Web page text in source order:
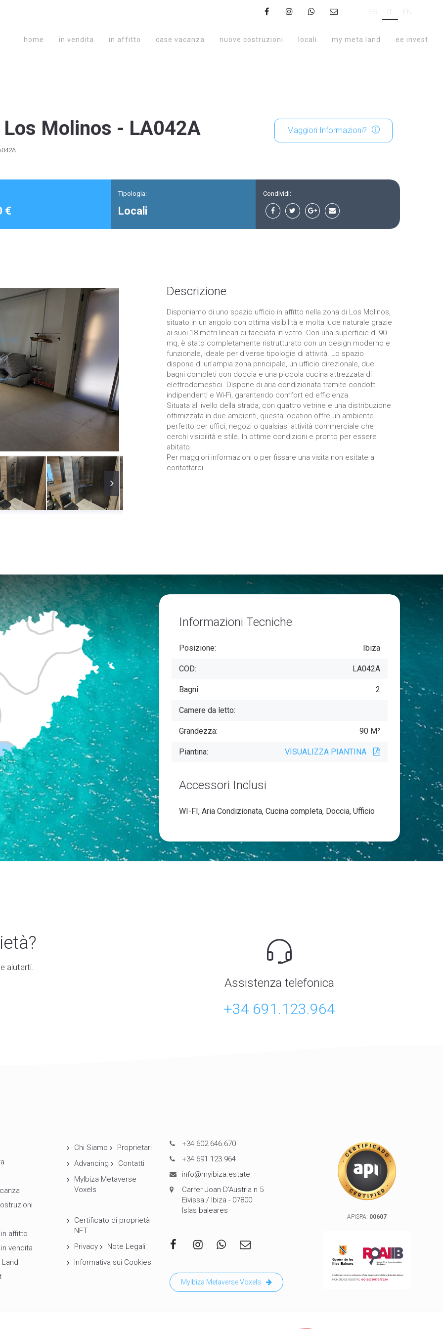
ES IT EN
home in vendita in affitto case vacanza nuove costruzioni locali my meta land ee invest
Los Molinos - LA042A Maggiori Informazioni?
€
Tipologia:
Locali
Condividi:
Descrizione
Disponiamo di uno spazio ufficio in affitto nella zona di Los Molinos,
situato in un angolo con ottima visibilità e molta luce naturale grazie
ai suoi 18 metri lineari di facciata in vetro. Con una superficie di 90
mq, è stato completamente ristrutturato con un design moderno e
funzionale, ideale per diverse tipologie di attività. Lo spazio
dispone di un'ampia zona principale, un ufficio direzionale, due
bagni completi con doccia e una piccola cucina attrezzata di
elettrodomestici. Dispone di aria condizionata tramite condotti
indipendenti e Wi-Fi, garantendo comfort ed efficienza.
Situata al livello della strada, con quattro vetrine e una distribuzione
ottimizzata in due ambienti, questa location offre un ambiente
perfetto per uffici, negozi o qualsiasi attività commerciale che
cerchi visibilità e stile. In ottime condizioni e pronto per essere
abitato.
Per maggiori informazioni o per fissare una visita non esitate a
contattarci.
Informazioni Tecniche
Posizione: Ibiza
COD: LA042A
Bagni: 2
Camere da letto:
Grandezza: 90 M²
Piantina: VISUALIZZA PIANTINA
Accessori Inclusi
WI-FI, Aria Condizionata, Cucina completa, Doccia, Ufficio
aiutarti.
Assistenza telefonica
+34 691.123.964
affitto
vendita
Chi Siamo
Proprietari
Advancing
Contatti
MyIbiza Metaverse
Voxels
Certificato di proprietà
NFT
Privacy
Note Legali
Informativa sui Cookies
+34 602.646.670
+34 691.123.964
info@myibiza.estate
Carrer Joan D'Austria n 5
Eivissa / Ibiza - 07800
Islas baleares
MyIbiza Metaverse Voxels
APISPA: 00607